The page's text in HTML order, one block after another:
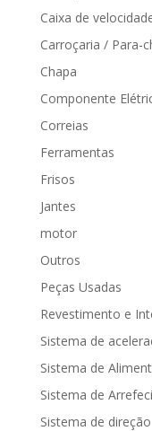
Caixa de
Carroçaria / Para-
Chapa
Componente
Correias
Ferramentas
Frisos
Jantes
motor
Outros
Peças Usadas
Revestimento e
Sistema de
Sistema de
Sistema de
Sistema de direção